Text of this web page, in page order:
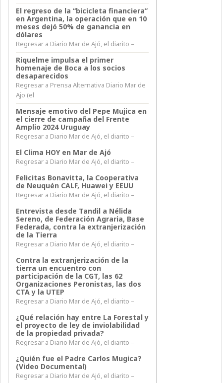
El regreso de la “bicicleta financiera”
en Argentina, la operación que en 10
meses dejó 50% de ganancia en
dólares
Regresar a Diario Mar de Ajó, el diarito –
Riquelme impulsa el primer
homenaje de Boca a los socios
desaparecidos
Regresar a Prensa Alternativa Diario Mar de
Ajo (el
Mensaje emotivo del Pepe Mujica en
el cierre de campaña del Frente
Amplio 2024 Uruguay
Regresar a Diario Mar de Ajó, el diarito –
El Clima HOY en Mar de Ajó
Regresar a Diario Mar de Ajó, el diarito –
Felicitas Bonavitta, la Cooperativa
de Neuquén CALF, Huawei y EEUU
Regresar a Diario Mar de Ajó, el diarito –
Entrevista desde Tandil a Nélida
Sereno, de Federación Agraria, Base
Federada, contra la extranjerización
de la Tierra
Regresar a Diario Mar de Ajó, el diarito –
Contra la extranjerización de la
tierra un encuentro con
participación de la CGT, las 62
Organizaciones Peronistas, las dos
CTA y la UTEP
Regresar a Diario Mar de Ajó, el diarito –
¿Qué relación hay entre La Forestal y
el proyecto de ley de inviolabilidad
de la propiedad privada?
Regresar a Diario Mar de Ajó, el diarito –
¿Quién fue el Padre Carlos Mugica?
(Video Documental)
Regresar a Diario Mar de Ajó, el diarito –